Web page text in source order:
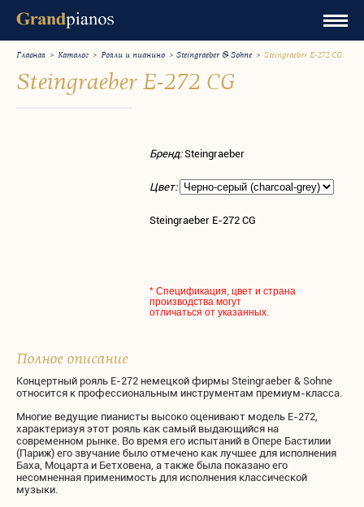
Главная > Каталог > Рояли и пианино > Steingraeber & Sohne > Steingraeber Е-272 CG
Steingraeber Е-272 CG
Бренд:Steingraeber
Цвет:
Steingraeber Е-272 CG
* Спецификация, цвет и страна
производства могут
отличаться от указанных.
Полное описание
Концертный рояль Е-272 немецкой фирмы Steingraeber & Sohne
относится к профессиональным инструментам премиум-класса.
Многие ведущие пианисты высоко оценивают модель E-272,
характеризуя этот рояль как самый выдающийся на
современном рынке. Во время его испытаний в Опере Бастилии
(Париж) его звучание было отмечено как лучшее для исполнения
Баха, Моцарта и Бетховена, а также была показано его
несомненная применимость для исполнения классической
музыки.